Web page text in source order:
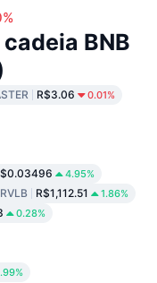
BNB
R$3.06 0.01%
4.95%
R$1,112.51 1.86%
0.28%